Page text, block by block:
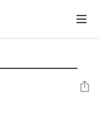
分享